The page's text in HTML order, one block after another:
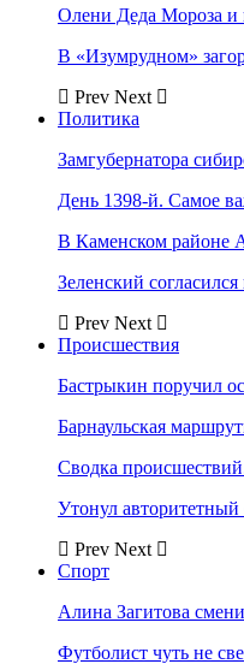
Олени Деда Мороза и
В «Изумрудном»
Prev Next
Политика
Замгубернатора
День 1398-й. Самое
В Каменском районе
Зеленский
Prev Next
Происшествия
Бастрыкин поручил
Барнаульская
Сводка
Утонул
Prev Next
Спорт
Алина Загитова
Футболист чуть не